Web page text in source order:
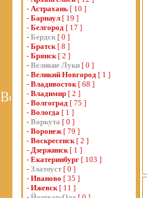
- Астрахань [ 10 ]
- Барнаул [ 19 ]
- Белгород [ 17 ]
- Бердск [ 0 ]
- Братск[ 8 ]
- Брянск[ 2 ]
- Великие Луки [ 0 ]
- Великий Новгород [ 1 ]
- Владивосток[ 68 ]
- Владимир [ 2 ]
- Волгоград [ 75 ]
- Вологда [ 1 ]
- Воркута [ 0 ]
- Воронеж[ 79 ]
- Воскресенск[ 2 ]
- Дзержинск[ 1 ]
- Екатеринбург [ 103 ]
- Златоуст [ 0 ]
- Иваново [ 35 ]
- Ижевск[ 11 ]